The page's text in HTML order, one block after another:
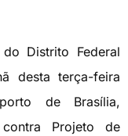
Distrito Federal
desta terça-feira
de Brasília,
contra Projeto de